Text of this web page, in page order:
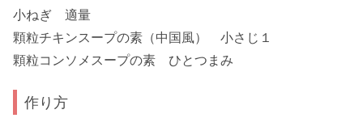
小ねぎ 適量
顆粒チキンスープの素（中国風） 小さじ１
顆粒コンソメスープの素 ひとつまみ
作り方